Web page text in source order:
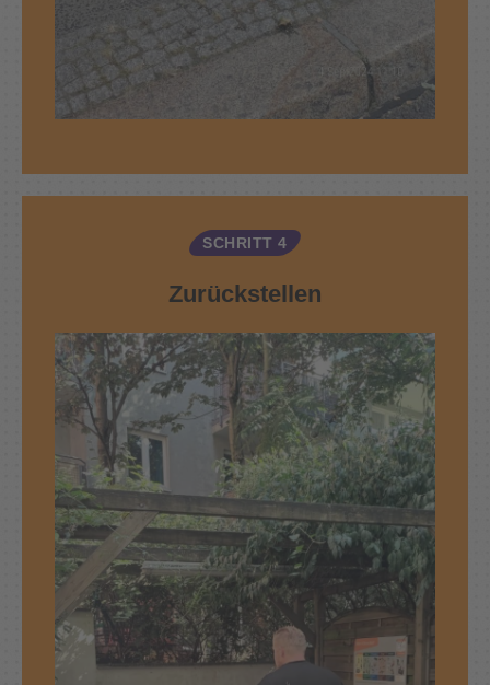
SCHRITT 4
Zurückstellen